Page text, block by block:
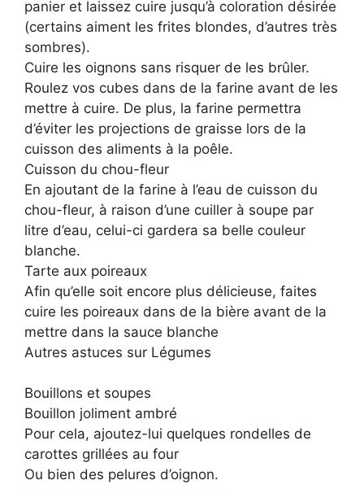
panier et laissez cuire jusqu’à coloration désirée
(certains aiment les frites blondes, d’autres très
sombres).
Cuire les oignons sans risquer de les brûler.
Roulez vos cubes dans de la farine avant de les
mettre à cuire. De plus, la farine permettra
d’éviter les projections de graisse lors de la
cuisson des aliments à la poêle.
Cuisson du chou-fleur
En ajoutant de la farine à l’eau de cuisson du
chou-fleur, à raison d’une cuiller à soupe par
litre d’eau, celui-ci gardera sa belle couleur
blanche.
Tarte aux poireaux
Afin qu’elle soit encore plus délicieuse, faites
cuire les poireaux dans de la bière avant de la
mettre dans la sauce blanche
Autres astuces sur Légumes
Bouillons et soupes
Bouillon joliment ambré
Pour cela, ajoutez-lui quelques rondelles de
carottes grillées au four
Ou bien des pelures d’oignon.